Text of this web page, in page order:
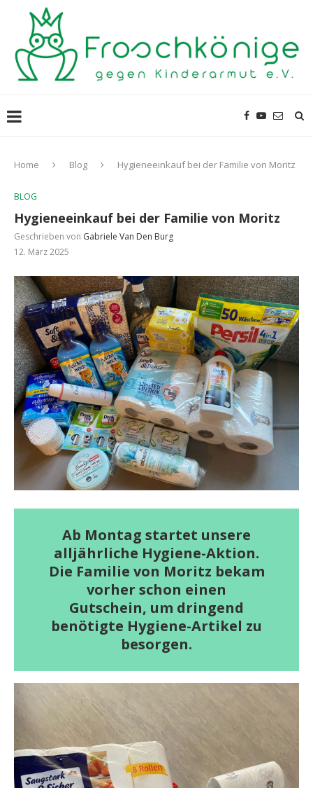
Home Blog Hygieneeinkauf bei der Familie von Moritz
BLOG
Hygieneeinkauf bei der Familie von Moritz
Geschrieben von Gabriele Van Den Burg
12. März 2025
Ab Montag startet unsere
alljährliche Hygiene-Aktion.
Die Familie von Moritz bekam
vorher schon einen
Gutschein, um dringend
benötigte Hygiene-Artikel zu
besorgen.